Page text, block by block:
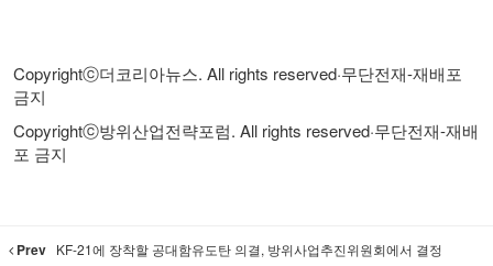
Copyrightⓒ더코리아뉴스. All rights reserved·무단전재-재배포
금지
Copyrightⓒ방위산업전략포럼. All rights reserved·무단전재-재배
포 금지
Prev KF-21에 장착할 공대함유도탄 의결, 방위사업추진위원회에서 결정